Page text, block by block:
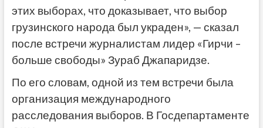
этих выборах, что доказывает, что выбор
грузинского народа был украден», — сказал
после встречи журналистам лидер «Гирчи –
больше свободы» Зураб Джапаридзе.
По его словам, одной из тем встречи была
организация международного
расследования выборов. В Госдепартаменте